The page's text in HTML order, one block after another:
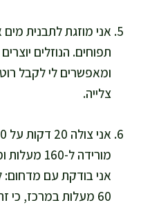
אני מוזגת לתבנית מים
תפוחים. הנוזלים
ומאפשרים לי לקבל
צלייה.
60 מעלות במרכז, כי זה נותן פרוסות רכות ולא יבשות.